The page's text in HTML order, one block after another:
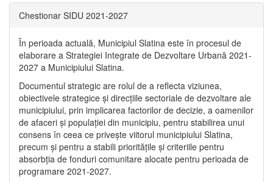
Chestionar SIDU 2021-2027
În perioada actuală, Municipiul Slatina este în procesul de
elaborare a Strategiei Integrate de Dezvoltare Urbană 2021‐
2027 a Municipiului Slatina.
Documentul strategic are rolul de a reflecta viziunea,
obiectivele strategice și direcțiile sectoriale de dezvoltare ale
municipiului, prin implicarea factorilor de decizie, a oamenilor
de afaceri și populației din municipiu, pentru stabilirea unui
consens în ceea ce privește viitorul municipiului Slatina,
precum și pentru a stabili prioritățile și criteriile pentru
absorbția de fonduri comunitare alocate pentru perioada de
programare 2021-2027.